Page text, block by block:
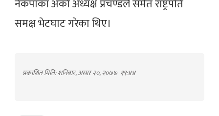
नेकपाका अर्का अध्यक्ष प्रचण्डले समेत राष्ट्रपति
समक्ष भेटघाट गरेका थिए।
प्रकाशित मिति: शनिबार, असार २०, २०७७ १९:४४